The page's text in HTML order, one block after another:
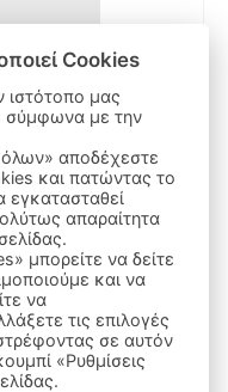
χρώμα χακί.
Cookies
ιστότοπο μας
σύμφωνα με την
και πατώντας το
εγκατασταθεί
απαραίτητα
μπορείτε να δείτε
και να
να
τις επιλογές
σε αυτόν
«Ρυθμίσεις